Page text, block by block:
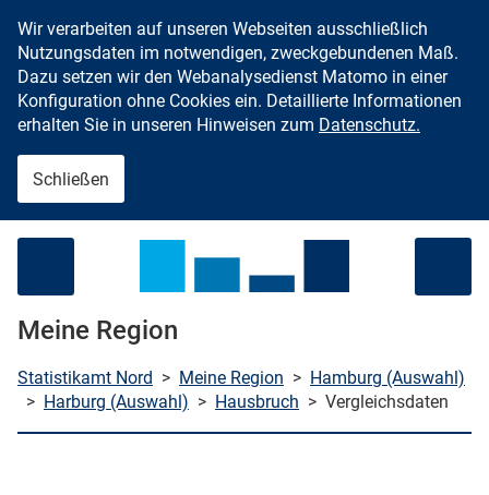
Zum Inhalt springen
Wir verarbeiten auf unseren Webseiten ausschließlich
Nutzungsdaten im notwendigen, zweckgebundenen Maß.
Dazu setzen wir den Webanalysedienst Matomo in einer
Konfiguration ohne Cookies ein. Detaillierte Informationen
erhalten Sie in unseren Hinweisen zum Datenschutz.
Schließen
Meine Region
Statistikamt Nord > Meine Region > Hamburg (Auswahl)
> Harburg (Auswahl) > Hausbruch > Vergleichsdaten